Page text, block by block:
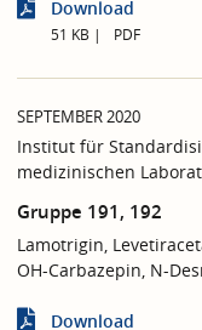
Download
51 KB PDF
SEPTEMBER 2020
Institut für
medizinischen
Gruppe 191, 192
Lamotrigin,
OH-Carbazepin, N-
Download